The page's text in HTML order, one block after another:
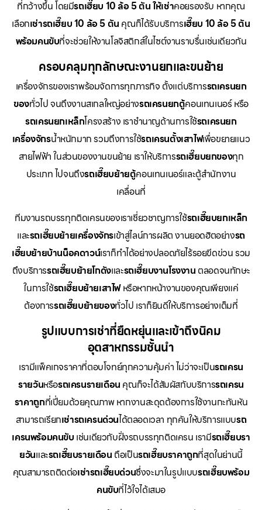
ที่กว้างขึ้น โดยมีรถเฮี๊ยบ 10 ล้อ 5 ตัน ให้เช่าคอยรองรับ หากคุณ
เลือกเช่ารถเฮี๊ยบ 10 ล้อ 5 ตัน คุณก็ได้รับบริการเฮี๊ยบ 10 ล้อ 5 ตัน
พร้อมคนขับที่จะช่วยให้งานโลจิสติกส์ในไซต์งานราบรื่นเช่นเดียวกัน
ครอบคลุมทุกลักษณะงานยกและขนย้าย
เครื่องจักรของเราพร้อมจัดการทุกภารกิจ ตั้งแต่บริการรถเครนยก
ของทั่วไป จนถึงงานสเกลใหญ่อย่างรถเครนยกตู้คอนเทนเนอร์ หรือ
รถเครนยกเหล็กโครงสร้าง เราชำนาญด้านการใช้รถเครนยก
เครื่องจักรน้ำหนักมาก รวมถึงการใช้รถเครนตั้งเสาไฟเพื่อขยายแนว
สายไฟฟ้า ในส่วนของงานขนย้าย เราให้บริการรถเฮี๊ยบยกของทุก
ประเภท ไปจนถึงรถเฮี๊ยบย้ายตู้คอนเทนเนอร์และตู้สำนักงาน
เคลื่อนที่
ทีมงานรถบรรทุกติดเครนของเราเชี่ยวชาญการใช้รถเฮี๊ยบยกเหล็ก
และรถเฮี๊ยบย้ายเครื่องจักรเข้าสู่ไลน์การผลิต งานยอดฮิตอย่างรถ
เฮี๊ยบย้ายบ้านน็อคดาวน์เราก็ทำได้อย่างปลอดภัยไร้รอยขีดข่วน รวม
ถึงบริการรถเฮี๊ยบย้ายโกดังและรถเฮี๊ยบงานโรงงาน ตลอดจนทักษะ
ในการใช้รถเฮี๊ยบย้ายเสาไฟหรือหากหน้างานของคุณเพียงแค่
ต้องการรถเฮี๊ยบย้ายของทั่วไป เราก็ยินดีให้บริการอย่างเต็มที่
รูปแบบการเช่าที่ยืดหยุ่นและเข้าถึงนิคม
อุตสาหกรรมชั้นนำ
เรามีแพ็คเกจราคาที่ตอบโจทย์ทุกความคุ้มค่า ไม่ว่าจะเป็นรถเครน
รายวันหรือรถเครนรายเดือน คุณก็จะได้สัมผัสกับบริการรถเครน
ราคาถูกที่เปี่ยมด้วยคุณภาพ หากงานสะดุดต้องการใช้งานกะทันหัน
สามารถเรียกเช่ารถเครนด่วนได้ตลอดเวลา ทุกคันให้บริการแบบรถ
เครนพร้อมคนขับ เช่นเดียวกับฝั่งรถบรรทุกติดเครน เรามีรถเฮี๊ยบรา
ยวันและรถเฮี๊ยบรายเดือน ถือเป็นรถเฮี๊ยบราคาถูกที่สุดในย่านนี้
คุณสามารถติดต่อเช่ารถเฮี๊ยบด่วนซึ่งจะมาในรูปแบบรถเฮี๊ยบพร้อม
คนขับที่ไว้ใจได้เสมอ